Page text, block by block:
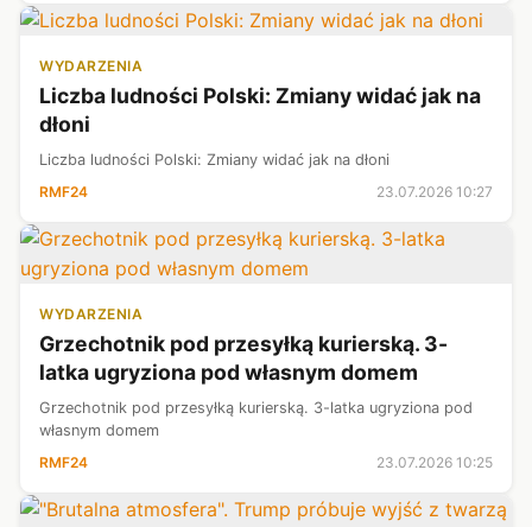
WYDARZENIA
Liczba ludności Polski: Zmiany widać jak na
dłoni
Liczba ludności Polski: Zmiany widać jak na dłoni
RMF24
23.07.2026 10:27
WYDARZENIA
Grzechotnik pod przesyłką kurierską. 3-
latka ugryziona pod własnym domem
Grzechotnik pod przesyłką kurierską. 3-latka ugryziona pod
własnym domem
RMF24
23.07.2026 10:25